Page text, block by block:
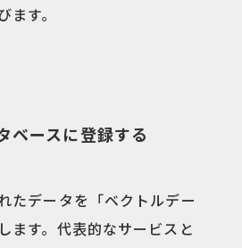
す。
ースに登録する
たデータを「ベクトルデー
ます。代表的なサービスと